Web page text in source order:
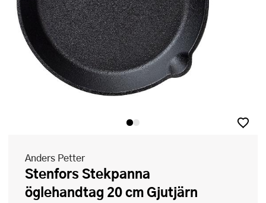
Anders Petter
Stenfors Stekpanna
öglehandtag 20 cm Gjutjärn